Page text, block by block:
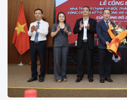
gương mặt triển vọng của
Khai mạc chương trình
năng bóng đá nữ
ĐKVĐ Cúp Quốc gia chiêu